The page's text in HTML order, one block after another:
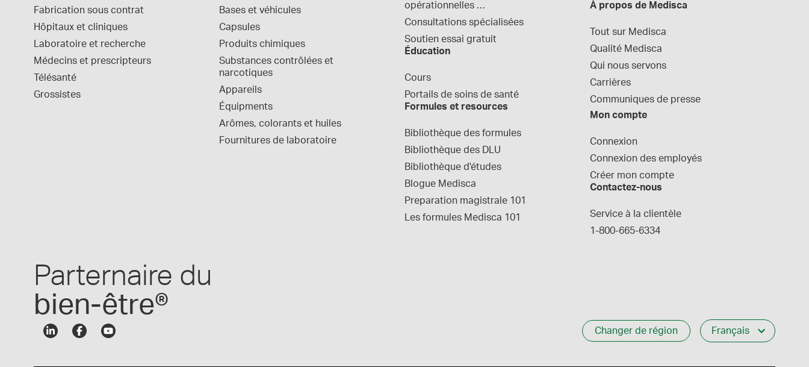
Fabrication sous contrat
Hôpitaux et cliniques
Laboratoire et recherche
Médecins et prescripteurs
Télésanté
Grossistes
Bases et véhicules
Capsules
Produits chimiques
Substances contrôlées et
narcotiques
Appareils
Équipments
Arômes, colorants et huiles
Fournitures de laboratoire
opérationnelles
normalisées
Consultations spécialisées
Soutien essai gratuit
Éducation
Cours
Portails de soins de santé
Formules et resources
Bibliothèque des formules
Bibliothèque des DLU
Bibliothèque d'études
Blogue Medisca
Preparation magistrale 101
Les formules Medisca 101
À propos de Medisca
Tout sur Medisca
Qualité Medisca
Qui nous servons
Carrières
Communiques de presse
Mon compte
Connexion
Connexion des employés
Créer mon compte
Contactez-nous
Service à la clientèle
1-800-665-6334
Parternaire du
bien-être®
Changer de région Français